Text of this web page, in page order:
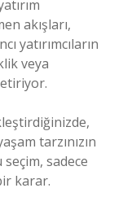
akışları,
yatırımcıların
veya
tarzınızın
seçim, sadece
karar.